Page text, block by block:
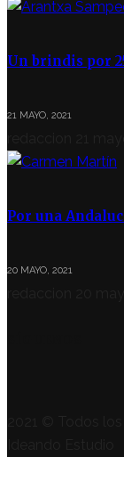
Un brindis por
21 MAYO, 2021
Por una
20 MAYO, 2021